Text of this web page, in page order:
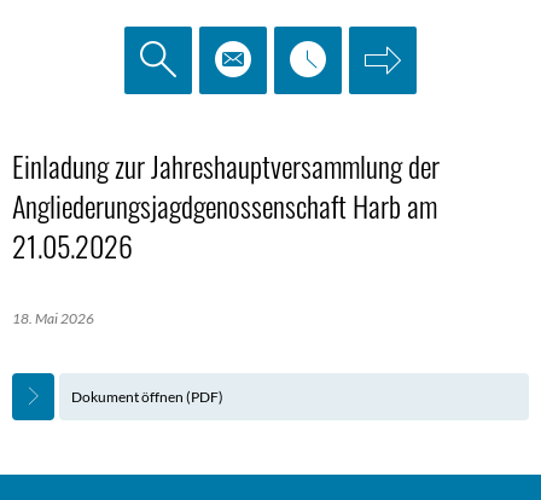
Einladung zur Jahreshauptversammlung der
Angliederungsjagdgenossenschaft Harb am
21.05.2026
18. Mai 2026
Dokument öffnen (PDF)